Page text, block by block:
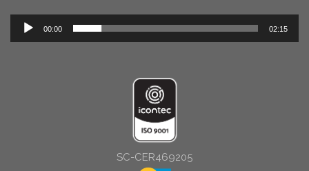
Reproductor
de
00:00 02:15
SC-CER469205